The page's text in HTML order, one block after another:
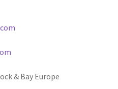
& Bay Europe